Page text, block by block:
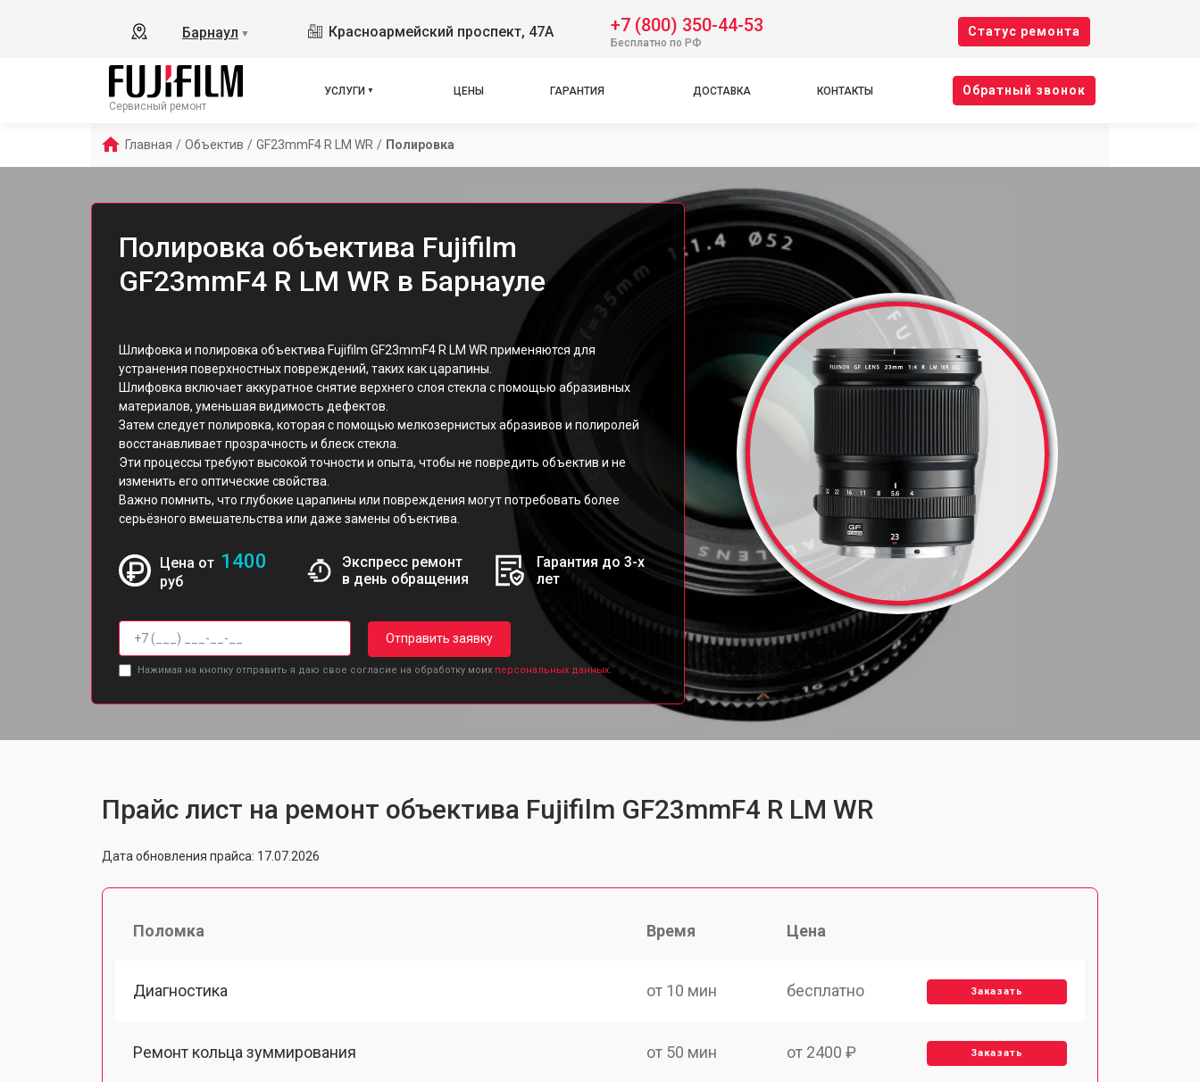
Барнаул ▼ Красноармейский проспект, 47А +7 (800) 350-44-53
Бесплатно по РФ
Cтатус ремонта
Сервисный ремонт
УСЛУГИ ЦЕНЫ ГАРАНТИЯ ДОСТАВКА КОНТАКТЫ Oбратный звонок
Главная / Объектив / GF23mmF4 R LM WR / Полировка
Полировка объектива Fujifilm
GF23mmF4 R LM WR в Барнауле
Шлифовка и полировка объектива Fujifilm GF23mmF4 R LM WR применяются для
устранения поверхностных повреждений, таких как царапины.
Шлифовка включает аккуратное снятие верхнего слоя стекла с помощью абразивных
материалов, уменьшая видимость дефектов.
Затем следует полировка, которая с помощью мелкозернистых абразивов и полиролей
восстанавливает прозрачность и блеск стекла.
Эти процессы требуют высокой точности и опыта, чтобы не повредить объектив и не
изменить его оптические свойства.
Важно помнить, что глубокие царапины или повреждения могут потребовать более
серьёзного вмешательства или даже замены объектива.
Цена от 1400
руб
Экспресс ремонт
в день обращения
Гарантия до 3-х
лет
Отправить заявку
Нажимая на кнопку отправить я даю свое согласие на обработку моих персональных данных.
Прайс лист на ремонт объектива Fujifilm GF23mmF4 R LM WR
Дата обновления прайса: 17.07.2026
Поломка Время Цена
Диагностика от 10 мин бесплатно Заказать
Ремонт кольца зуммирования от 50 мин от 2400 ₽ Заказать